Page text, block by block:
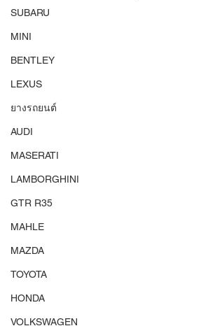
SUBARU
MINI
BENTLEY
LEXUS
ยางรถยนต์
AUDI
MASERATI
LAMBORGHINI
GTR R35
MAHLE
MAZDA
TOYOTA
HONDA
VOLKSWAGEN